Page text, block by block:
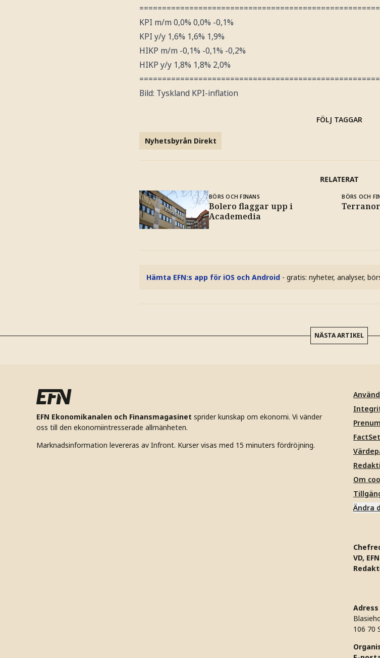
KPI m/m 0,0% 0,0% -0,1%
KPI y/y 1,6% 1,6% 1,9%
HIKP m/m -0,1% -0,1% -0,2%
HIKP y/y 1,8% 1,8% 2,0%
Bild: Tyskland KPI-inflation
FÖLJ TAGGAR
Nyhetsbyrån Direkt
RELATERAT
BÖRS OCH FINANS
Bolero flaggar upp i
Academedia
BÖRS OCH
Hämta EFN:s app för iOS och Android - gratis: nyheter, analyser,
NÄSTA ARTIKEL
EFN Ekonomikanalen och Finansmagasinet sprider kunskap om ekonomi. Vi vänder
oss till den ekonomiintresserade allmänheten.
Marknadsinformation levereras av Infront. Kurser visas med 15 minuters fördröjning.
Om
Ändra
VD,
Adress
106 70